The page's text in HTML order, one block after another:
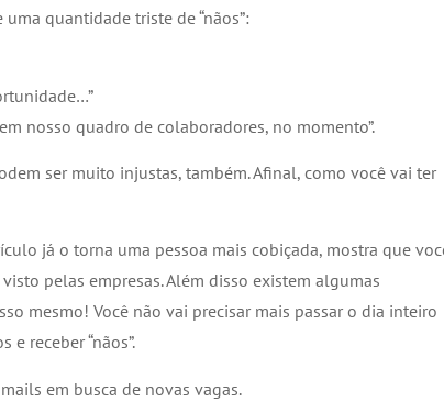
quantidade triste de “nãos”:
nosso quadro de colaboradores, no momento”.
ser muito injustas, também. Afinal, como você vai ter
já o torna uma pessoa mais cobiçada, mostra que
pelas empresas. Além disso existem algumas
mesmo! Você não vai precisar mais passar o dia inteiro
receber “nãos”.
em busca de novas vagas.